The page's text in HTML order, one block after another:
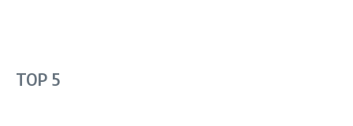
TOP 5